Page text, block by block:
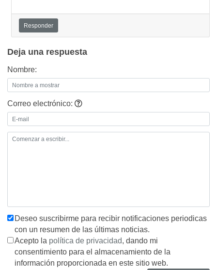
Responder
Deja una respuesta
Nombre:
Correo electrónico:
Deseo suscribirme para recibir notificaciones periodicas
con un resumen de las últimas noticias.
Acepto la política de privacidad, dando mi
consentimiento para el almacenamiento de la
información proporcionada en este sitio web.